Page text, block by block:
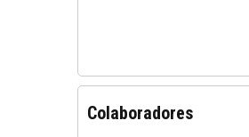
Colaboradores